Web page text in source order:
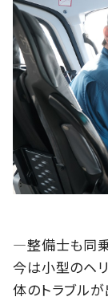
―整備士も同乗
今は小型のヘ
体のトラブル